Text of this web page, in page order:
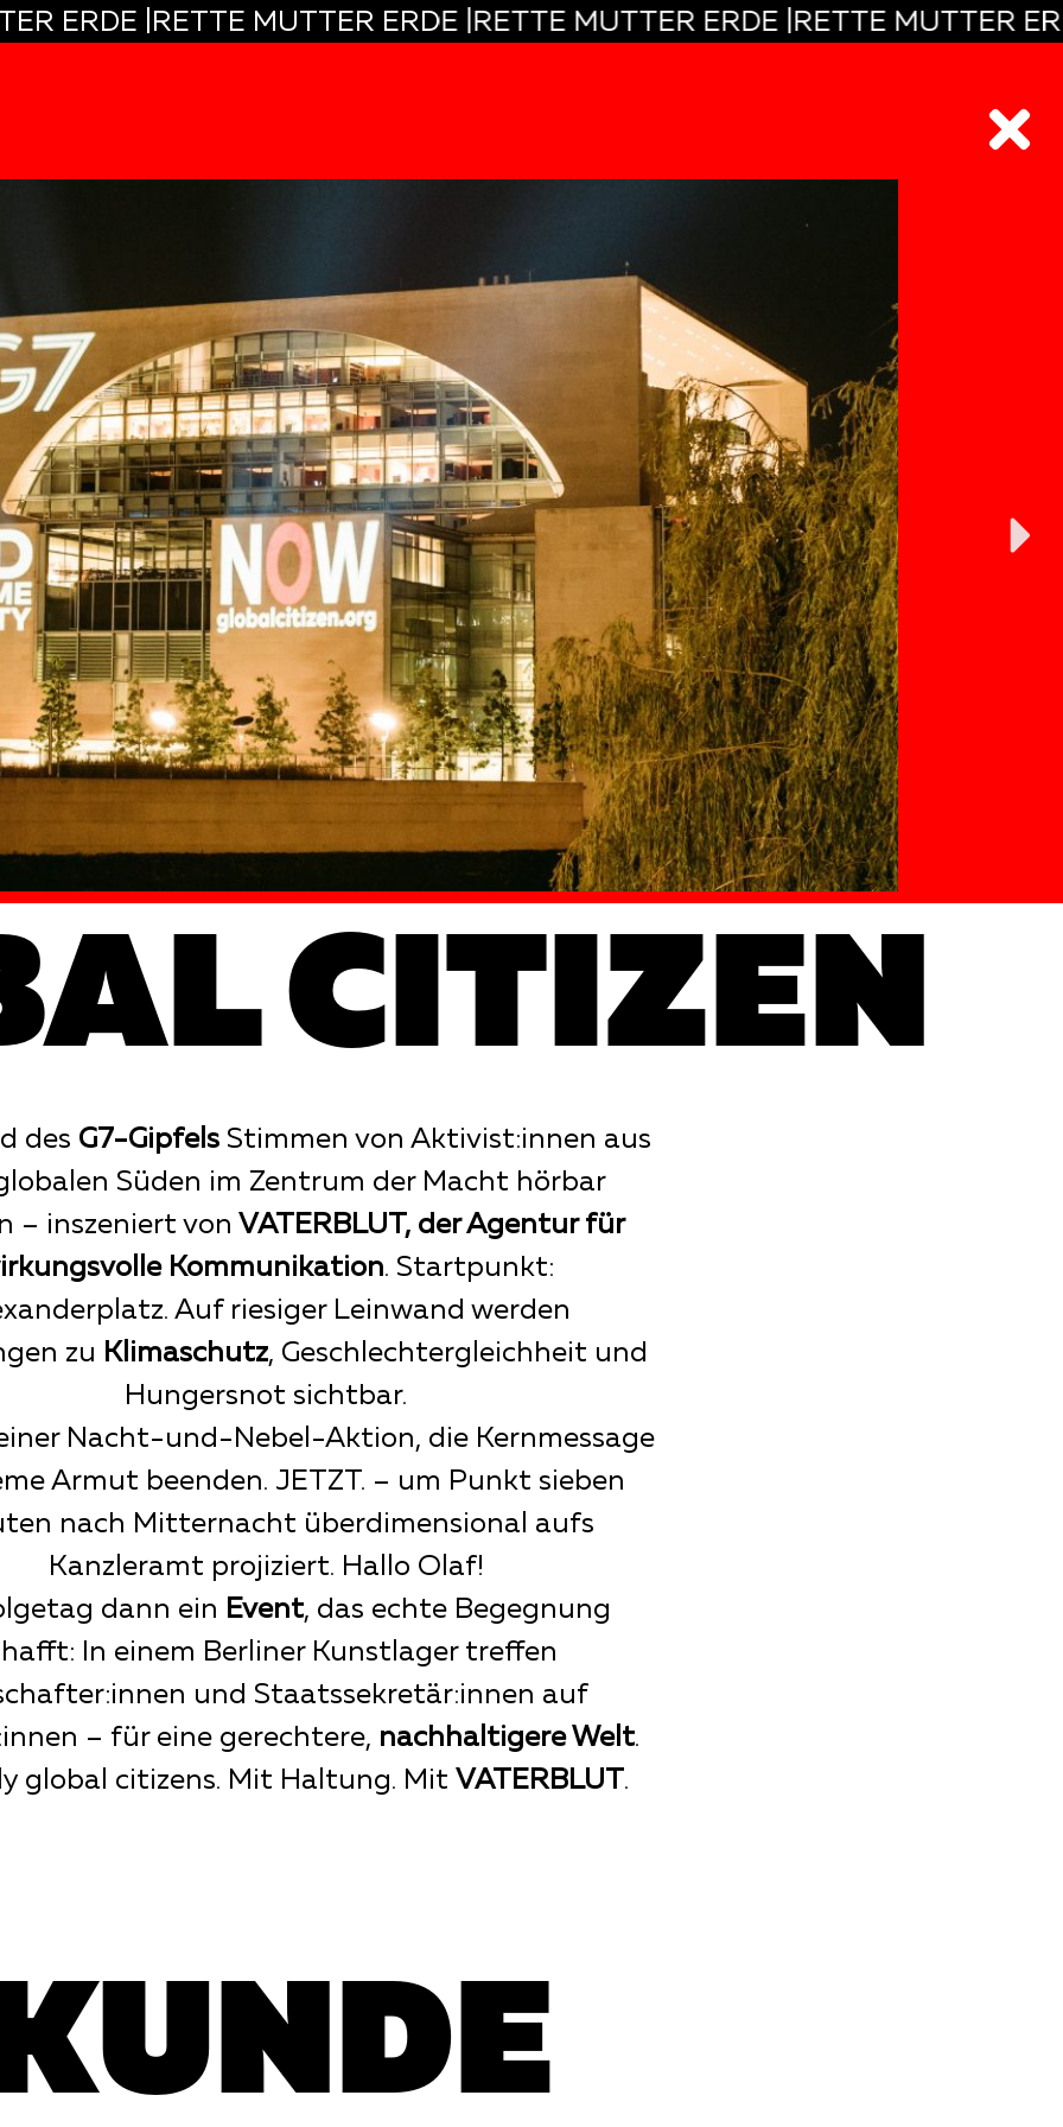
ERDE |RETTE MUTTER ERDE |RETTE MUTTER ERDE |RETTE
CITIZEN
des G7-GipfelsStimmen von Aktivist:innen aus
Süden im Zentrum der Macht hörbar
– inszeniert von VATERBLUT, der Agentur für
Kommunikation. Startpunkt:
Auf riesiger Leinwand werden
zu Klimaschutz, Geschlechtergleichheit und
Hungersnot sichtbar.
Nacht-und-Nebel-Aktion, die Kernmessage
Armut beenden. JETZT. – um Punkt sieben
nach Mitternacht überdimensional aufs
Kanzleramt projiziert. Hallo Olaf!
dann ein Event, das echte Begegnung
In einem Berliner Kunstlager treffen
und Staatssekretär:innen auf
– für eine gerechtere, nachhaltigere Welt.
global citizens. Mit Haltung. Mit VATERBLUT.